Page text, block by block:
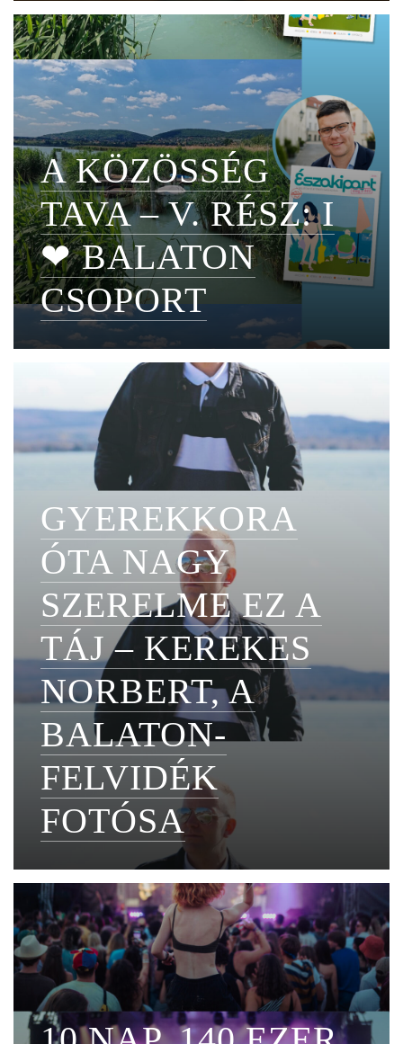
A KÖZÖSSÉG
TAVA – V. RÉSZ: I
❤ BALATON
CSOPORT
GYEREKKORA
ÓTA NAGY
SZERELME EZ A
TÁJ – KEREKES
NORBERT, A
BALATON-
FELVIDÉK
FOTÓSA